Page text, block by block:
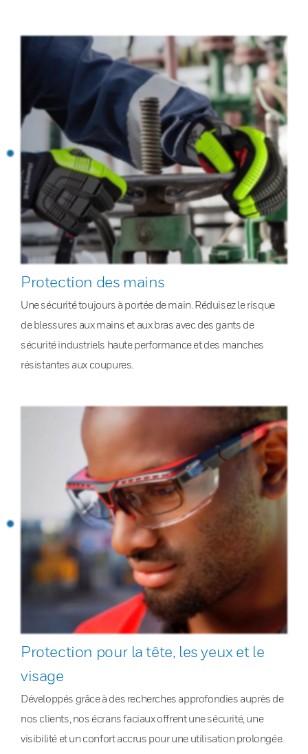
Protection des mains
Une sécurité toujours à portée de main. Réduisez le risque
de blessures aux mains et aux bras avec des gants de
sécurité industriels haute performance et des manches
résistantes aux coupures.
Protection pour la tête, les yeux et le
visage
Développés grâce à des recherches approfondies auprès de
nos clients, nos écrans faciaux offrent une sécurité, une
visibilité et un confort accrus pour une utilisation prolongée.